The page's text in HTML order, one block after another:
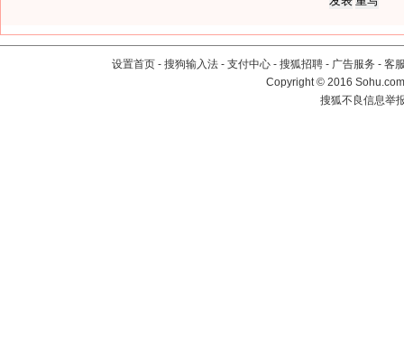
设置首页 - 搜狗输入法 - 支付中心 - 搜狐招聘 - 广告服务 - 客
Copyright©2016
搜狐不良信息举